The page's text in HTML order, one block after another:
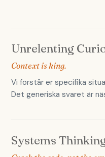
Unrelenting
Context is king.
Vi förstår er specifika
Det generiska svaret är
Systems